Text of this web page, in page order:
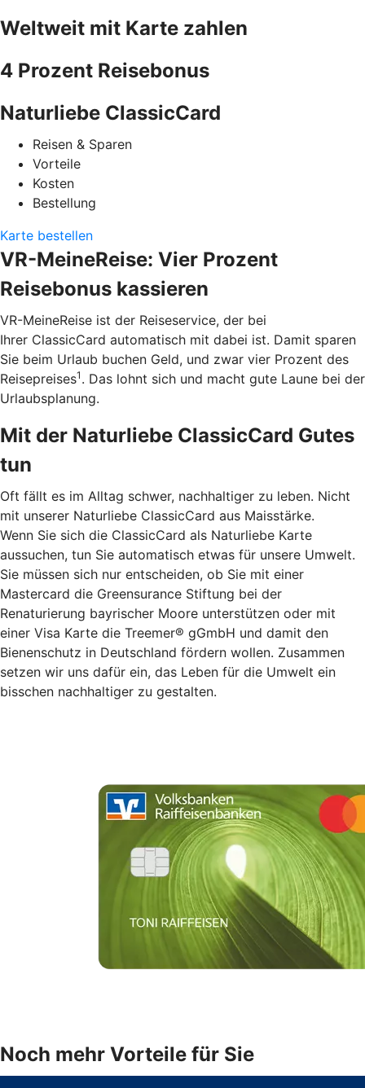
Weltweit mit Karte zahlen
4 Prozent Reisebonus
Naturliebe ClassicCard
Reisen & Sparen
Vorteile
Kosten
Bestellung
Karte bestellen
VR-MeineReise: Vier Prozent
Reisebonus kassieren
VR-MeineReise ist der Reiseservice, der bei
Ihrer ClassicCard automatisch mit dabei ist. Damit sparen
Sie beim Urlaub buchen Geld, und zwar vier Prozent des
Reisepreises1 . Das lohnt sich und macht gute Laune bei der
Urlaubsplanung.
Mit der Naturliebe ClassicCard Gutes
tun
Oft fällt es im Alltag schwer, nachhaltiger zu leben. Nicht
mit unserer Naturliebe ClassicCard aus Maisstärke.
Wenn Sie sich die ClassicCard als Naturliebe Karte
aussuchen, tun Sie automatisch etwas für unsere Umwelt.
Sie müssen sich nur entscheiden, ob Sie mit einer
Mastercard die Greensurance Stiftung bei der
Renaturierung bayrischer Moore unterstützen oder mit
einer Visa Karte die Treemer® gGmbH und damit den
Bienenschutz in Deutschland fördern wollen. Zusammen
setzen wir uns dafür ein, das Leben für die Umwelt ein
bisschen nachhaltiger zu gestalten.
Noch mehr Vorteile für Sie